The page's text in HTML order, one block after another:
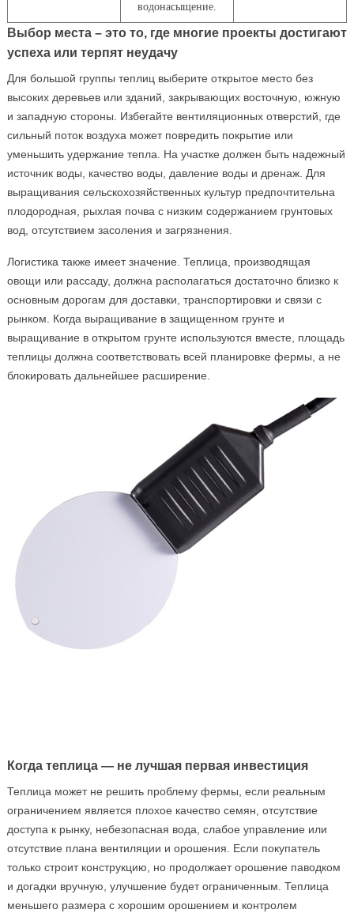
водонасыщение.
Выбор места – это то, где многие проекты достигают
успеха или терпят неудачу
Для большой группы теплиц выберите открытое место без
высоких деревьев или зданий, закрывающих восточную, южную
и западную стороны. Избегайте вентиляционных отверстий, где
сильный поток воздуха может повредить покрытие или
уменьшить удержание тепла. На участке должен быть надежный
источник воды, качество воды, давление воды и дренаж. Для
выращивания сельскохозяйственных культур предпочтительна
плодородная, рыхлая почва с низким содержанием грунтовых
вод, отсутствием засоления и загрязнения.
Логистика также имеет значение. Теплица, производящая
овощи или рассаду, должна располагаться достаточно близко к
основным дорогам для доставки, транспортировки и связи с
рынком. Когда выращивание в защищенном грунте и
выращивание в открытом грунте используются вместе, площадь
теплицы должна соответствовать всей планировке фермы, а не
блокировать дальнейшее расширение.
Когда теплица — не лучшая первая инвестиция
Теплица может не решить проблему фермы, если реальным
ограничением является плохое качество семян, отсутствие
доступа к рынку, небезопасная вода, слабое управление или
отсутствие плана вентиляции и орошения. Если покупатель
только строит конструкцию, но продолжает орошение паводком
и догадки вручную, улучшение будет ограниченным. Теплица
меньшего размера с хорошим орошением и контролем